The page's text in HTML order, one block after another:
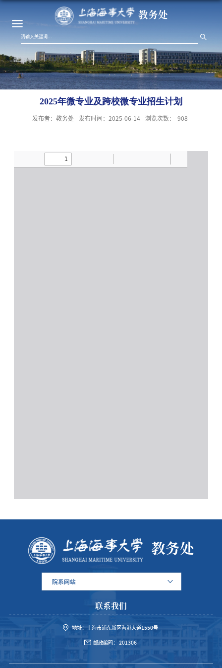
教务处
2025年微专业及跨校微专业招生计划
发布者：教务处 发布时间：2025-06-14 浏览次数： 908
教务处
院系网站
联系我们
地址：上海市浦东新区海港大道1550号
邮政编码： 201306